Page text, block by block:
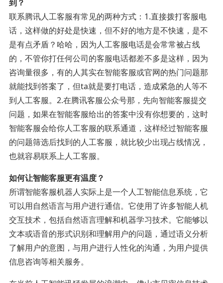
到？
联系腾讯人工客服有常见的两种方式：1.直接拨打客服电
话，这样做的好处是快速，但不好的地方是不快速，是不
是有点矛盾？哈哈，因为人工客服电话是会常常被占线
的，不管你打任何公司的客服电话都差不多是这样，因为
咨询量很多，有的人其实在智能客服或官网的热门问题那
就能找到答案了，但ta就是要打电话，造成紧急的人等不
到人工客服。2.在腾讯客服公众号那，先向智能客服提交
问题，如果在智能客服给出的答案中没有你想要的，这时
智能客服会给你人工客服的联系通道，这样经过智能客服
的问题筛选后找到的人工客服，就比较少出现占线情况，
也就容易联系上人工客服。
如何让智能客服更有温度？
所谓智能客服机器人实际上是一个人工智能信息系统，它
可以用自然语言与用户进行通信。它使用了许多智能人机
交互技术，包括自然语言理解和机器学习技术。它能够以
文本或语音的形式识别和理解用户的问题，通过语义分析
了解用户的意图，与用户进行人性化的沟通，为用户提供
信息咨询等相关服务。